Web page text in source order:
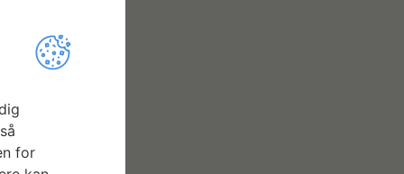
aflæse dem.
forklarer
for